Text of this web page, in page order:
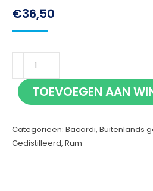
€36,50
Bacardi
Ocho
Rye
Finish
70cl
TOEVOEGEN AAN
Categorieën: Bacardi, Buitenlands
Gedistilleerd, Rum